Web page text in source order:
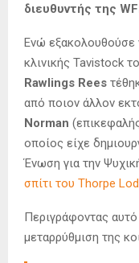
διευθυντής της
Ενώ εξακολουθούσε
κλινικής Tavistock
Rawlings Rees
από ποιον άλλον
Norman
οποίος είχε
Ένωση για την
σπίτι του Thorpe
Περιγράφοντας
μεταρρύθμιση της